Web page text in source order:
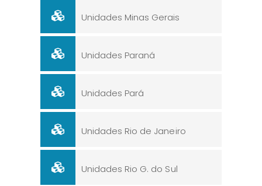
Unidades Minas Gerais
Unidades Paraná
Unidades Pará
Unidades Rio de Janeiro
Unidades Rio G. do Sul